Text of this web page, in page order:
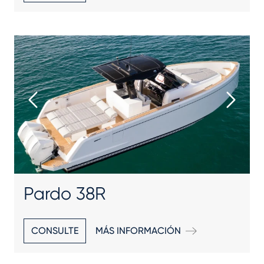
Pardo 38R
CONSULTE MÁS INFORMACIÓN